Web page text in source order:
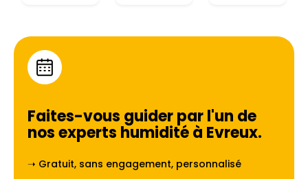
Faites-vous guider par l'un de
nos experts humidité à Evreux.
➝ Gratuit, sans engagement, personnalisé